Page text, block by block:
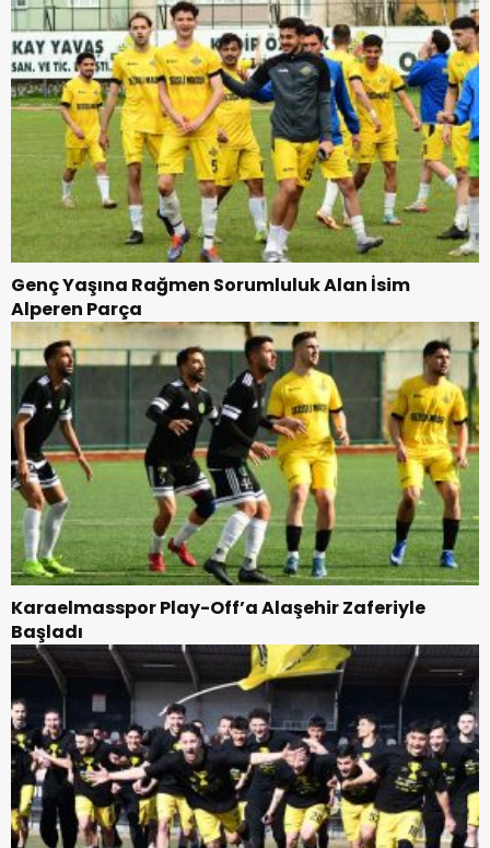
Genç Yaşına Rağmen Sorumluluk Alan İsim
Alperen Parça
Karaelmasspor Play-Off’a Alaşehir Zaferiyle
Başladı